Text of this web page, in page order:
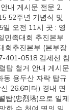
내 게시문 전문 2.
52주년 기념식 및
오전 11시 곳 : 영
민족대회 추진본부
회추진본부 (본부장
401-0518 김제선 참
탑 철거 안내 게시문
동 용두산 자락 탑규
26.6미터) 경내 면
탑(忠烈塔)으로 일제